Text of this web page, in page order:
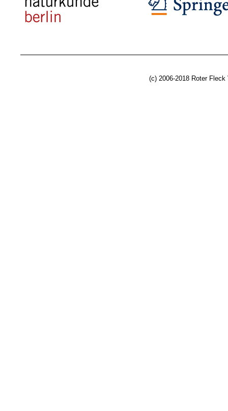
(c) 2006-2018 Roter Fleck